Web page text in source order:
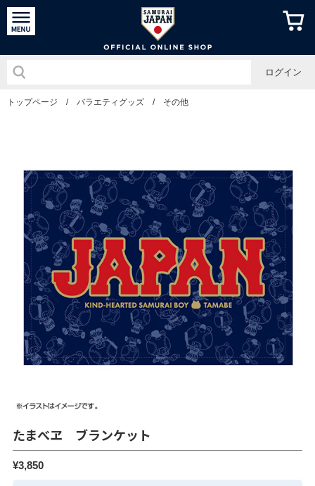
侍ジャパ
ログイン
トップページ / バラエティグッズ / その他
たまべヱ ブランケット
¥3,850